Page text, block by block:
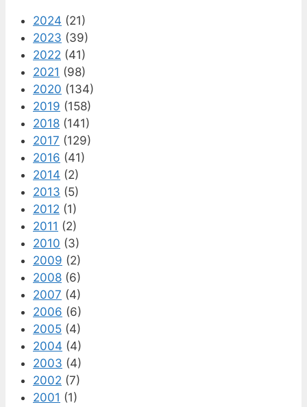
2024 (21)
2023 (39)
2022 (41)
2021 (98)
2020 (134)
2019 (158)
2018 (141)
2017 (129)
2016 (41)
2014 (2)
2013 (5)
2012 (1)
2011 (2)
2010 (3)
2009 (2)
2008 (6)
2007 (4)
2006 (6)
2005 (4)
2004 (4)
2003 (4)
2002 (7)
2001 (1)